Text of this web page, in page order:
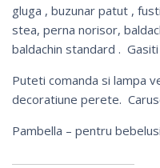
gluga , buzunar patut ,
stea, perna norisor,
baldachin standard .
Puteti comanda si lampa
decoratiune perete.
Pambella – pentru